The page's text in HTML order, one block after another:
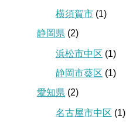
横須賀市 (1)
静岡県 (2)
浜松市中区 (1)
静岡市葵区 (1)
愛知県 (2)
名古屋市中区 (1)